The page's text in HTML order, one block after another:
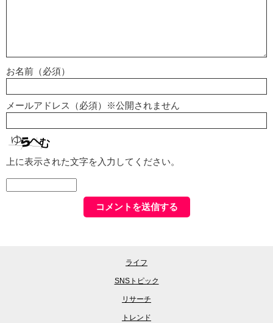
お名前（必須）
メールアドレス（必須）※公開されません
上に表示された文字を入力してください。
ライフ
SNSトピック
リサーチ
トレンド